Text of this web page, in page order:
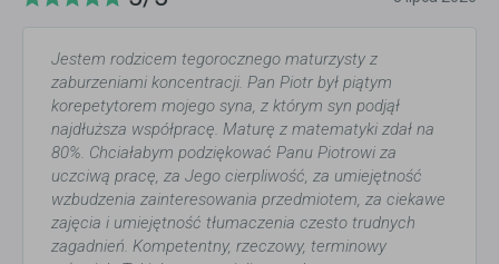
Jestem rodzicem tegorocznego maturzysty z
zaburzeniami koncentracji. Pan Piotr był piątym
korepetytorem mojego syna, z którym syn podjął
najdłuższa współpracę. Maturę z matematyki zdał na
80%. Chciałabym podziękować Panu Piotrowi za
uczciwą pracę, za Jego cierpliwość, za umiejętność
wzbudzenia zainteresowania przedmiotem, za ciekawe
zajęcia i umiejętność tłumaczenia czesto trudnych
zagadnień. Kompetentny, rzeczowy, terminowy